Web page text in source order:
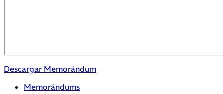
Descargar Memorándum
Memorándums